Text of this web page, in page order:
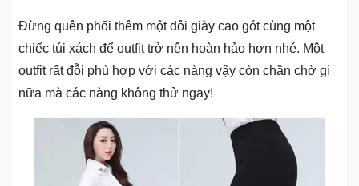
Đừng quên phối thêm một đôi giày cao gót cùng một
chiếc túi xách để outfit trở nên hoàn hảo hơn nhé. Một
outfit rất đỗi phù hợp với các nàng vậy còn chần chờ gì
nữa mà các nàng không thử ngay!